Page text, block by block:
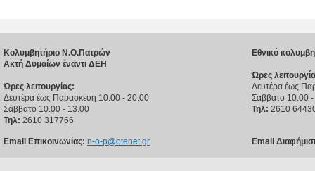
Κολυμβητήριο Ν.Ο.Πατρών
Ακτή Δυμαίων έναντι ΔΕΗ
Ώρες λειτουργίας:
Δευτέρα έως Παρασκευή 10.00 - 20.00
Σάββατο 10.00 - 13.00
Τηλ: 2610 317766
Email Επικοινωνίας: n-o-p@otenet.gr
Εθνικό
Ώρες
Δευτέρα έως
Σάββατο 10.00
Τηλ: 2610
Email